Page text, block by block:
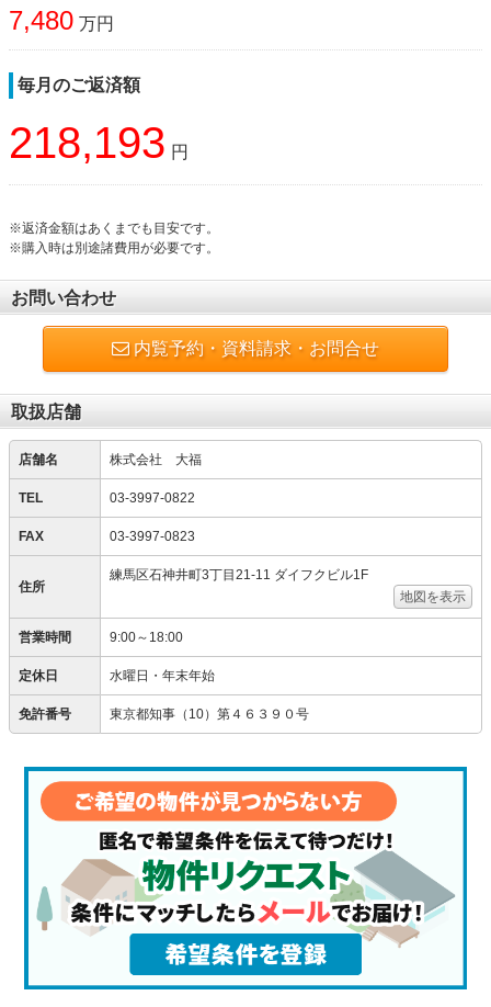
7,480 万円
毎月のご返済額
218,193 円
※返済金額はあくまでも目安です。
※購入時は別途諸費用が必要です。
お問い合わせ
内覧予約・資料請求・お問合せ
取扱店舗
店舗名 株式会社 大福
TEL 03-3997-0822
FAX 03-3997-0823
住所
練馬区石神井町3丁目21-11 ダイフクビル1F
地図を表示
営業時間 9:00～18:00
定休日 水曜日・年末年始
免許番号 東京都知事（10）第４６３９０号